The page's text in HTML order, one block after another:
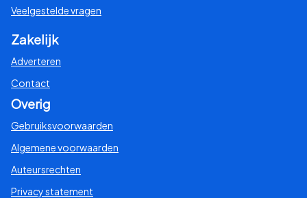
Veelgestelde vragen
Zakelijk
Adverteren
Contact
Overig
Gebruiksvoorwaarden
Algemene voorwaarden
Auteursrechten
Privacy statement